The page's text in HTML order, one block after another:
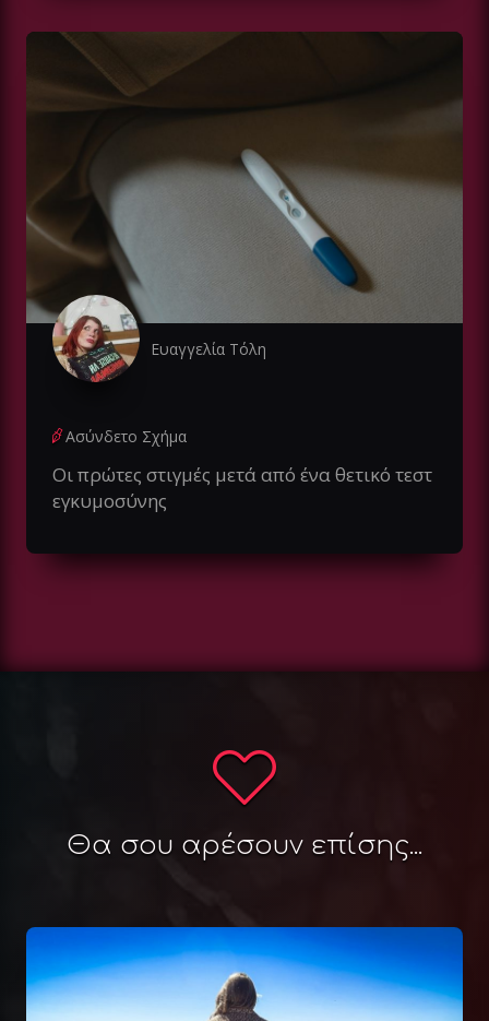
Ευαγγελία Τόλη
Ασύνδετο Σχήμα
Oι πρώτες στιγμές μετά από ένα θετικό τεστ
εγκυμοσύνης
Θα σου αρέσουν επίσης...